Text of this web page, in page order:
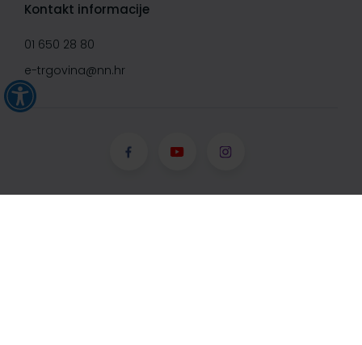
Kontakt informacije
01 650 28 80
e-trgovina@nn.hr